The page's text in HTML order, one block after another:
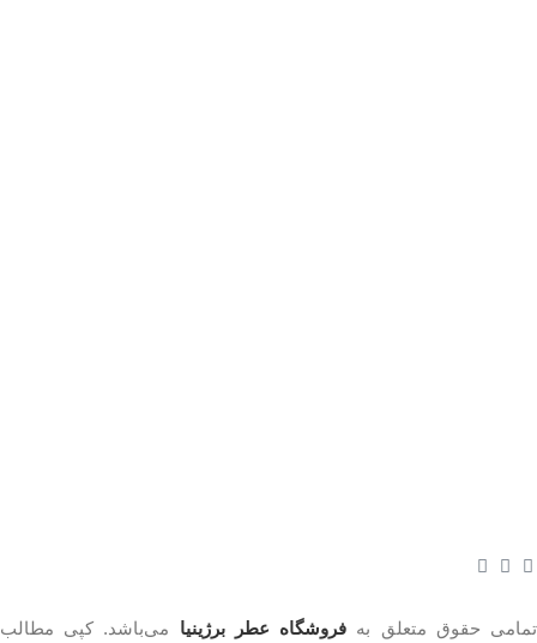
تمامی حقوق متعلق به فروشگاه عطر برژینیا می‌باشد. کپی مطالب